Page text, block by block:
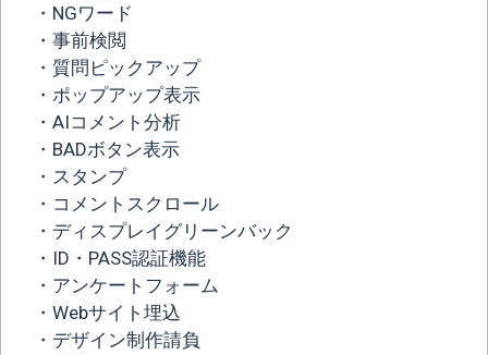
・NGワード
・事前検閲
・質問ピックアップ
・ポップアップ表示
・AIコメント分析
・BADボタン表示
・スタンプ
・コメントスクロール
・ディスプレイグリーンバック
・ID・PASS認証機能
・アンケートフォーム
・Webサイト埋込
・デザイン制作請負